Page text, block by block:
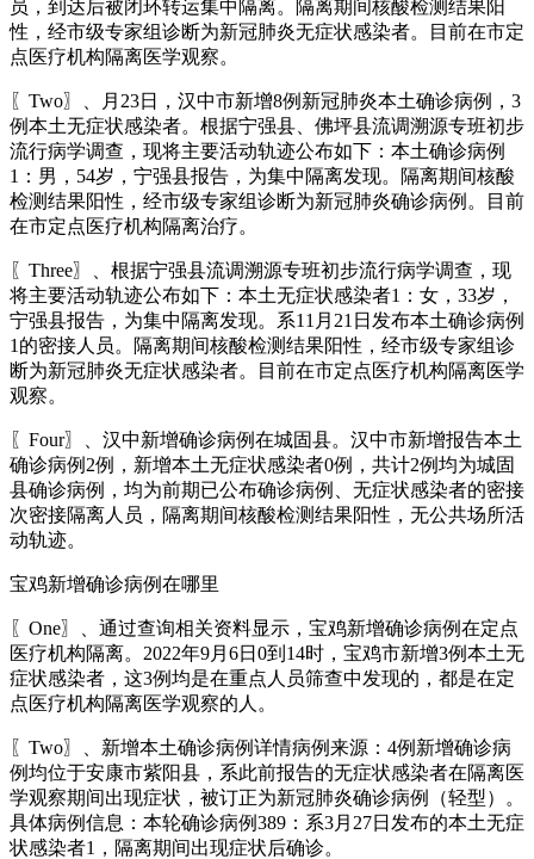
员，到达后被闭环转运集中隔离。隔离期间核酸检测结果阳
性，经市级专家组诊断为新冠肺炎无症状感染者。目前在市定
点医疗机构隔离医学观察。
〖Two〗、月23日，汉中市新增8例新冠肺炎本土确诊病例，3
例本土无症状感染者。根据宁强县、佛坪县流调溯源专班初步
流行病学调查，现将主要活动轨迹公布如下：本土确诊病例
1：男，54岁，宁强县报告，为集中隔离发现。隔离期间核酸
检测结果阳性，经市级专家组诊断为新冠肺炎确诊病例。目前
在市定点医疗机构隔离治疗。
〖Three〗、根据宁强县流调溯源专班初步流行病学调查，现
将主要活动轨迹公布如下：本土无症状感染者1：女，33岁，
宁强县报告，为集中隔离发现。系11月21日发布本土确诊病例
1的密接人员。隔离期间核酸检测结果阳性，经市级专家组诊
断为新冠肺炎无症状感染者。目前在市定点医疗机构隔离医学
观察。
〖Four〗、汉中新增确诊病例在城固县。汉中市新增报告本土
确诊病例2例，新增本土无症状感染者0例，共计2例均为城固
县确诊病例，均为前期已公布确诊病例、无症状感染者的密接
次密接隔离人员，隔离期间核酸检测结果阳性，无公共场所活
动轨迹。
宝鸡新增确诊病例在哪里
〖One〗、通过查询相关资料显示，宝鸡新增确诊病例在定点
医疗机构隔离。2022年9月6日0到14时，宝鸡市新增3例本土无
症状感染者，这3例均是在重点人员筛查中发现的，都是在定
点医疗机构隔离医学观察的人。
〖Two〗、新增本土确诊病例详情病例来源：4例新增确诊病
例均位于安康市紫阳县，系此前报告的无症状感染者在隔离医
学观察期间出现症状，被订正为新冠肺炎确诊病例（轻型）。
具体病例信息：本轮确诊病例389：系3月27日发布的本土无症
状感染者1，隔离期间出现症状后确诊。